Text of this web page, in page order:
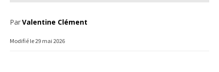
ParValentine Clément
Modifié le29 mai 2026